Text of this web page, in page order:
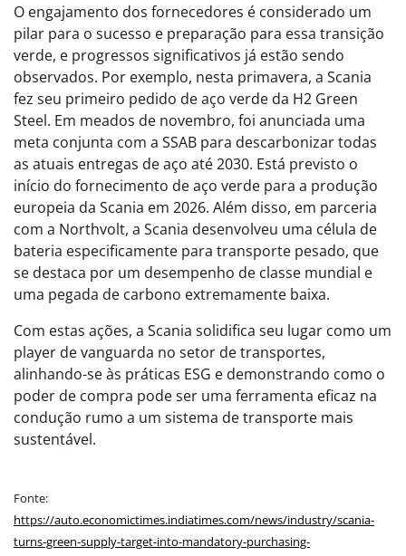
O engajamento dos fornecedores é considerado um
pilar para o sucesso e preparação para essa transição
verde, e progressos significativos já estão sendo
observados. Por exemplo, nesta primavera, a Scania
fez seu primeiro pedido de aço verde da H2 Green
Steel. Em meados de novembro, foi anunciada uma
meta conjunta com a SSAB para descarbonizar todas
as atuais entregas de aço até 2030. Está previsto o
início do fornecimento de aço verde para a produção
europeia da Scania em 2026. Além disso, em parceria
com a Northvolt, a Scania desenvolveu uma célula de
bateria especificamente para transporte pesado, que
se destaca por um desempenho de classe mundial e
uma pegada de carbono extremamente baixa.
Com estas ações, a Scania solidifica seu lugar como um
player de vanguarda no setor de transportes,
alinhando-se às práticas ESG e demonstrando como o
poder de compra pode ser uma ferramenta eficaz na
condução rumo a um sistema de transporte mais
sustentável.
Fonte:
https://auto.economictimes.indiatimes.com/news/industry/scania-
turns-green-supply-target-into-mandatory-purchasing-